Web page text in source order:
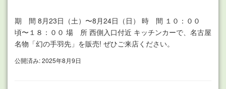
期 間 8月23日（土）〜8月24日（日） 時 間 １０：００
頃〜１８：００ 場 所 西側入口付近 キッチンカーで、名古屋
名物「幻の手羽先」を販売! ぜひご来店ください。
公開済み: 2025年8月9日